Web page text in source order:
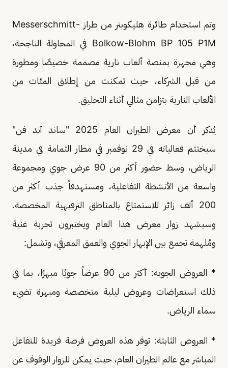
وتم استخدام طائرة هليكوبتر من طراز Messerschmitt-
Bolkow-Blohm BP 105 P1M في المحاولة الناجحة،
وهي مجهزة بمنصة ألعاب نارية مصممة خصيصًا ومطورة
من قبل الشركاء، حيث تمكنت من إطلاق المئات من
الألعاب النارية بتزامن مثالي أثناء التحليق.
يُذكر أن معرض الطيران العام 2025 "ساند آند فن"
سيختتم فعالياته في 29 نوفمبر في مطار الثمامة في مدينة
الرياض، وسط حضور أكثر من 90 عرض جوي ومجموعة
واسعة من الأنشطة التفاعلية، ومستهدفاً جذب أكثر من
200 ألف زائر للاستمتاع بالمناطق الترفيهية المخصصة.
وسيشهد زوار معرض هذا العام ويختبرون تجربة غنية
ومُلهمة تجمع بين الإبهار الجوي والعمق المعرفي، وتشمل:
* العروض الجوية: أكثر من 90 عرضاً جويًا مبهرًا، بما في
ذلك استعراضات وعروض ليلية متخصصة ومبهرة تضيء
سماء الرياض.
* العروض الثابتة: توفر هذه العروض فرصة فريدة للتفاعل
المباشر مع عالم الطيران العام، حيث يمكن للزوار الوقوف عن